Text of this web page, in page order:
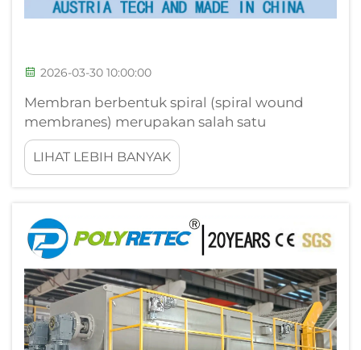
2026-03-30 10:00:00
Membran berbentuk spiral (spiral wound
membranes) merupakan salah satu
konfigurasi membran yang paling banyak
diadopsi dalam proses pengolahan air
industri dan pemisahan. Sistem filtrasi
yang memaksimalkan luas permukaan
membran...
LIHAT LEBIH BANYAK